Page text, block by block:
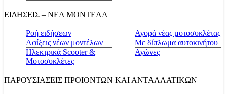
ΕΙΔΗΣΕΙΣ – ΝΕΑ ΜΟΝΤΕΛΑ
Ροή ειδήσεων
Αφίξεις νέων μοντέλων
Ηλεκτρικά Scooter &
Μοτοσυκλέτες
Αγορά νέας μοτοσυκλέτας
Με δίπλωμα αυτοκινήτου
Αγώνες
ΠΑΡΟΥΣΙΑΣΕΙΣ ΠΡΟΙΟΝΤΩΝ ΚΑΙ ΑΝΤΑΛΛΑΤΙΚΩΝ